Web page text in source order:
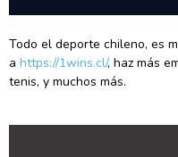
Todo el deporte chileno, es
a https://1wins.cl/, haz más
tenis, y muchos más.